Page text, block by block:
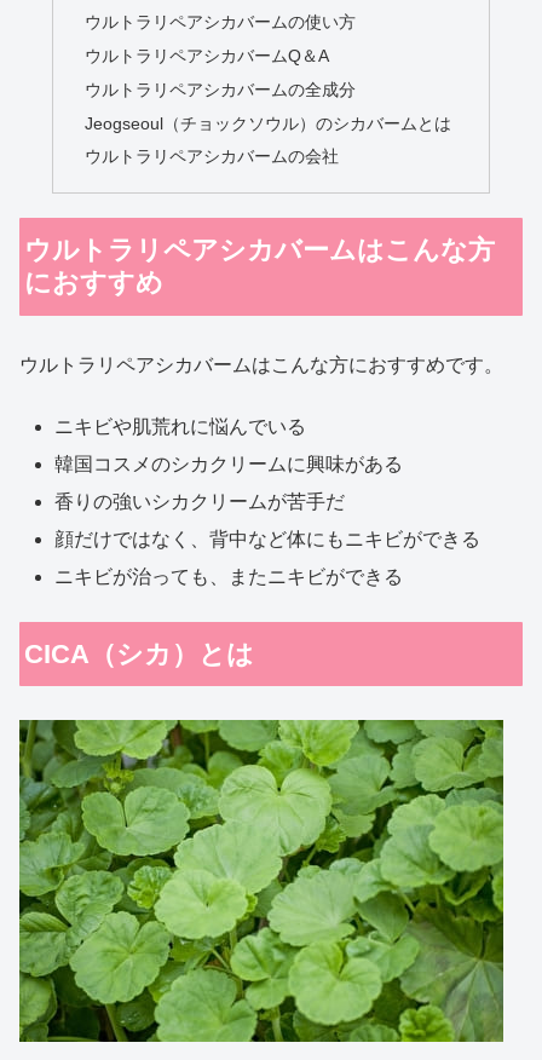
ウルトラリペアシカバームの使い方
ウルトラリペアシカバームQ＆A
ウルトラリペアシカバームの全成分
Jeogseoul（チョックソウル）のシカバームとは
ウルトラリペアシカバームの会社
ウルトラリペアシカバームはこんな方
におすすめ
ウルトラリペアシカバームはこんな方におすすめです。
ニキビや肌荒れに悩んでいる
韓国コスメのシカクリームに興味がある
香りの強いシカクリームが苦手だ
顔だけではなく、背中など体にもニキビができる
ニキビが治っても、またニキビができる
CICA（シカ）とは